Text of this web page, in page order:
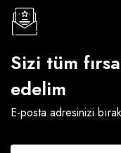
Sizi tüm
edelim
E-posta adresinizi